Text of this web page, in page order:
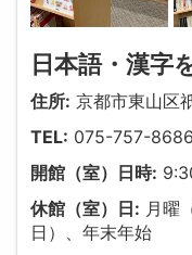
日本語・漢字
住所: 京都市東山区
TEL: 075-757-8686
開館（室）日時:
休館（室）日: 月曜
日）、年末年始